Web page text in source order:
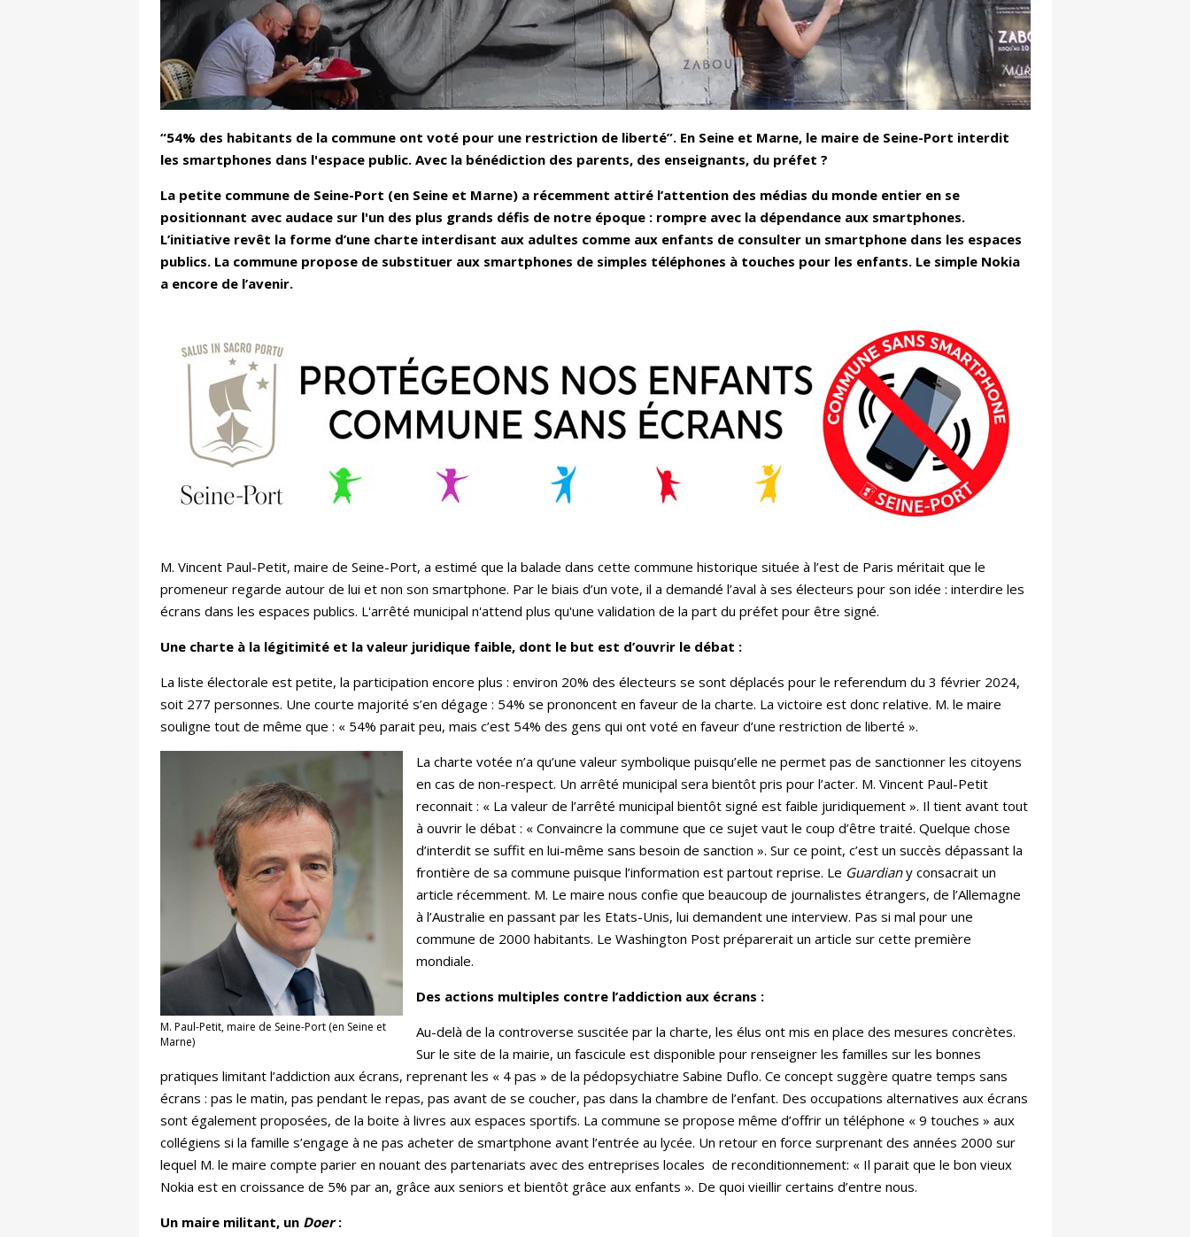
“54% des habitants de la commune ont voté pour une restriction de liberté”. En Seine et Marne, le maire de Seine-Port interdit
les smartphones dans l'espace public. Avec la bénédiction des parents, des enseignants, du préfet ?
La petite commune de Seine-Port (en Seine et Marne) a récemment attiré l’attention des médias du monde entier en se
positionnant avec audace sur l'un des plus grands défis de notre époque : rompre avec la dépendance aux smartphones.
L’initiative revêt la forme d’une charte interdisant aux adultes comme aux enfants de consulter un smartphone dans les espaces
publics. La commune propose de substituer aux smartphones de simples téléphones à touches pour les enfants. Le simple Nokia
a encore de l’avenir.
M. Vincent Paul-Petit, maire de Seine-Port, a estimé que la balade dans cette commune historique située à l’est de Paris méritait que le
promeneur regarde autour de lui et non son smartphone. Par le biais d’un vote, il a demandé l’aval à ses électeurs pour son idée : interdire les
écrans dans les espaces publics. L'arrêté municipal n'attend plus qu'une validation de la part du préfet pour être signé.
Une charte à la légitimité et la valeur juridique faible, dont le but est d’ouvrir le débat :
La liste électorale est petite, la participation encore plus : environ 20% des électeurs se sont déplacés pour le referendum du 3 février 2024,
soit 277 personnes. Une courte majorité s’en dégage : 54% se prononcent en faveur de la charte. La victoire est donc relative. M. le maire
souligne tout de même que : « 54% parait peu, mais c’est 54% des gens qui ont voté en faveur d’une restriction de liberté ».
M. Paul-Petit, maire de Seine-Port (en Seine et
Marne)
La charte votée n’a qu’une valeur symbolique puisqu’elle ne permet pas de sanctionner les citoyens
en cas de non-respect. Un arrêté municipal sera bientôt pris pour l’acter. M. Vincent Paul-Petit
reconnait : « La valeur de l’arrêté municipal bientôt signé est faible juridiquement ». Il tient avant tout
à ouvrir le débat : « Convaincre la commune que ce sujet vaut le coup d’être traité. Quelque chose
d’interdit se suffit en lui-même sans besoin de sanction ». Sur ce point, c’est un succès dépassant la
frontière de sa commune puisque l’information est partout reprise. Le Guardiany consacrait un
article récemment. M. Le maire nous confie que beaucoup de journalistes étrangers, de l’Allemagne
à l’Australie en passant par les Etats-Unis, lui demandent une interview. Pas si mal pour une
commune de 2000 habitants. Le Washington Post préparerait un article sur cette première
mondiale.
Des actions multiples contre l’addiction aux écrans :
Au-delà de la controverse suscitée par la charte, les élus ont mis en place des mesures concrètes.
Sur le site de la mairie, un fascicule est disponible pour renseigner les familles sur les bonnes
pratiques limitant l’addiction aux écrans, reprenant les « 4 pas » de la pédopsychiatre Sabine Duflo. Ce concept suggère quatre temps sans
écrans : pas le matin, pas pendant le repas, pas avant de se coucher, pas dans la chambre de l’enfant. Des occupations alternatives aux écrans
sont également proposées, de la boite à livres aux espaces sportifs. La commune se propose même d’offrir un téléphone « 9 touches » aux
collégiens si la famille s’engage à ne pas acheter de smartphone avant l’entrée au lycée. Un retour en force surprenant des années 2000 sur
lequel M. le maire compte parier en nouant des partenariats avec des entreprises locales de reconditionnement: « Il parait que le bon vieux
Nokia est en croissance de 5% par an, grâce aux seniors et bientôt grâce aux enfants ». De quoi vieillir certains d’entre nous.
Un maire militant, un Doer: